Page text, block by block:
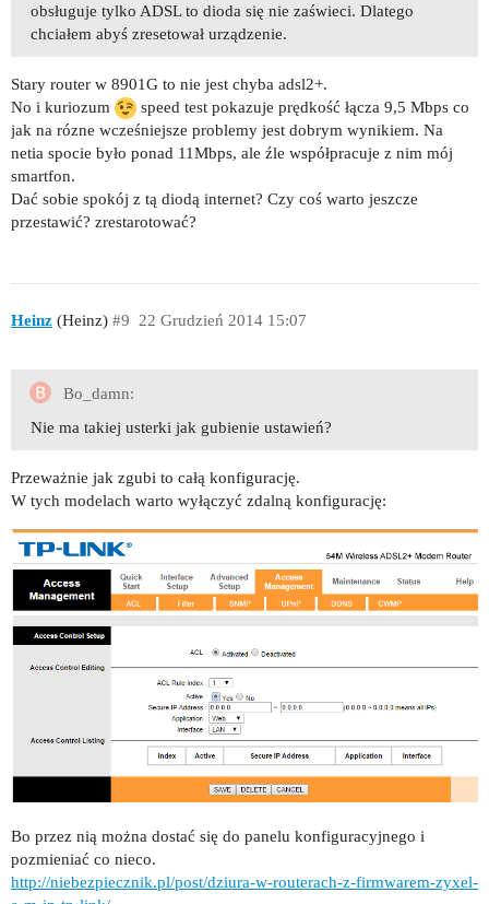
obsługuje tylko ADSL to dioda się nie zaświeci. Dlatego
chciałem abyś zresetował urządzenie.
Stary router w 8901G to nie jest chyba adsl2+.
No i kuriozum
speed test pokazuje prędkość łącza 9,5 Mbps co
jak na rózne wcześniejsze problemy jest dobrym wynikiem. Na
netia spocie było ponad 11Mbps, ale źle współpracuje z nim mój
smartfon.
Dać sobie spokój z tą diodą internet? Czy coś warto jeszcze
przestawić? zrestarotować?
Heinz (Heinz) 22 Grudzień 2014 15:07
#9
Bo_damn:
Nie ma takiej usterki jak gubienie ustawień?
Przeważnie jak zgubi to całą konfigurację.
W tych modelach warto wyłączyć zdalną konfigurację:
Bo przez nią można dostać się do panelu konfiguracyjnego i
pozmieniać co nieco.
http://niebezpiecznik.pl/post/dziura-w-routerach-z-firmwarem-zyxel-